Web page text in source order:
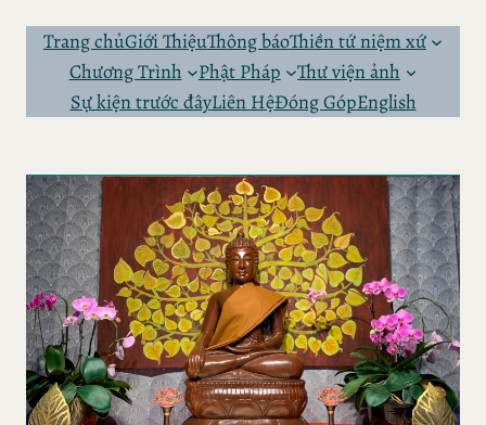
Trang chủGiới ThiệuThông báoThiền tứ niệm xứ
Chương Trình
Phật Pháp
Thư viện ảnh
Sự kiện trước đâyLiên HệĐóng GópEnglish